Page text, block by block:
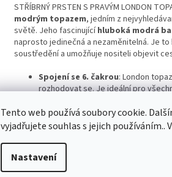
Tento web používá soubory cookie.
vyjadřujete souhlas s jejich používáním..
Nastavení
STŘÍBRNÝ PRSTEN S PRAVÝM LONDON
modrým topazem, jedním z
světě. Jeho fascinujícíhluboká modrá
naprosto jedinečná a nezaměnitelná. Je
soustředění a umožňuje nositeli objevit
Spojení se 6. čakrou: London
rozhodovat se. Je ideální pro
Kámen vůdců a myslitelů: Tento
pracovníky, učiteli i kreativními
zlepšovat schopnost zvládat výzvy.
Symbol dobrodružství a odvahy